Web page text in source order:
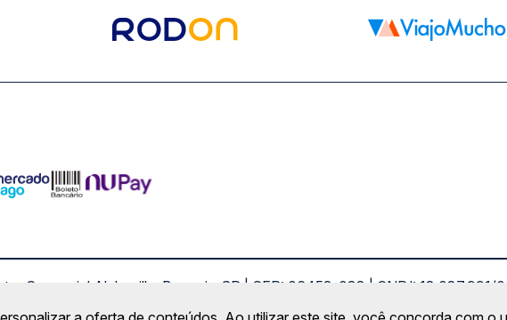
Comercial Alphaville, Barueri - SP | CEP: 06453-038 | CNPJ: 18.087.991/
Copyright 2026 © QueroPassagem.com.br